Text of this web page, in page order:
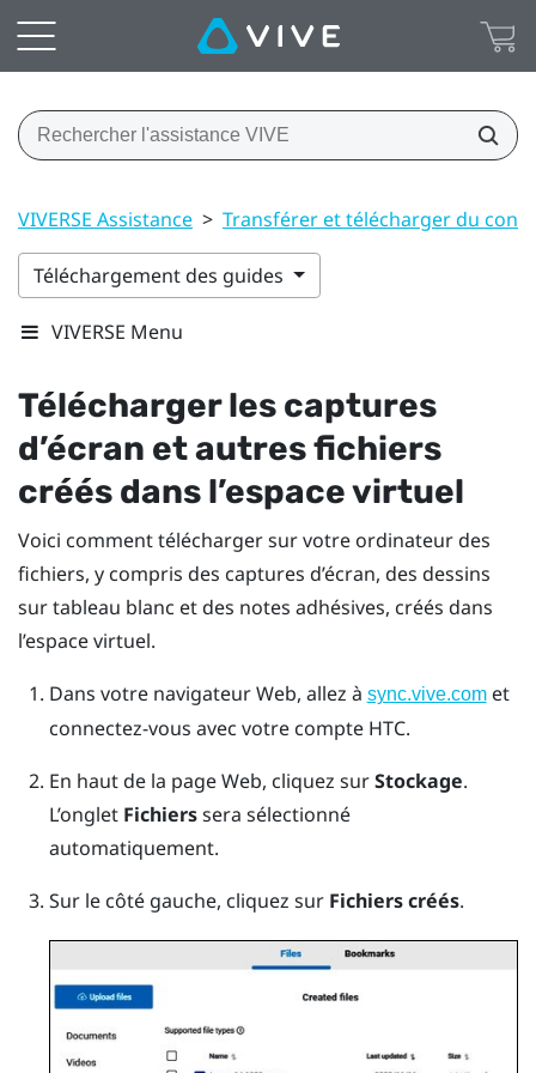
VIVERSE Assistance > Transférer et télécharger du
Téléchargement des guides
VIVERSE Menu
Télécharger les captures
d’écran et autres fichiers
créés dans l’espace virtuel
Voici comment télécharger sur votre ordinateur des
fichiers, y compris des captures d’écran, des dessins
sur tableau blanc et des notes adhésives, créés dans
l’espace virtuel.
Dans votre navigateur Web, allez à sync.vive.comet
connectez-vous avec votre compte HTC.
En haut de la page Web, cliquez surStockage.
L’onglet Fichierssera sélectionné
automatiquement.
Sur le côté gauche, cliquez sur Fichiers créés.